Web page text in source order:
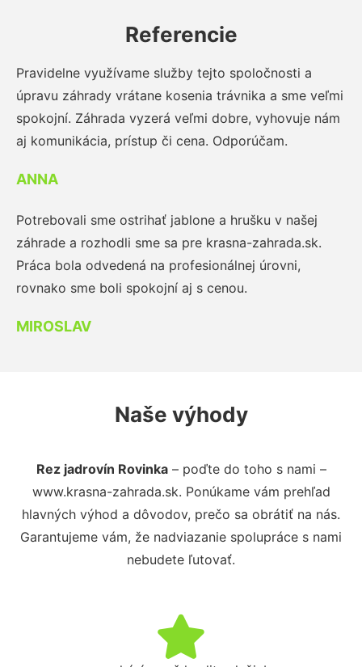
Referencie
Pravidelne využívame služby tejto spoločnosti a
úpravu záhrady vrátane kosenia trávnika a sme veľmi
spokojní. Záhrada vyzerá veľmi dobre, vyhovuje nám
aj komunikácia, prístup či cena. Odporúčam.
ANNA
Potrebovali sme ostrihať jablone a hrušku v našej
záhrade a rozhodli sme sa pre krasna-zahrada.sk.
Práca bola odvedená na profesionálnej úrovni,
rovnako sme boli spokojní aj s cenou.
MIROSLAV
Naše výhody
Rez jadrovín Rovinka– poďte do toho s nami –
www.krasna-zahrada.sk. Ponúkame vám prehľad
hlavných výhod a dôvodov, prečo sa obrátiť na nás.
Garantujeme vám, že nadviazanie spolupráce s nami
nebudete ľutovať.